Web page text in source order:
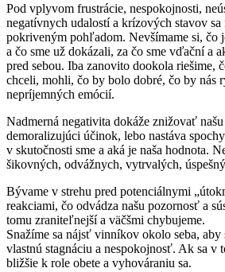
Pod vplyvom frustrácie, nespokojnosti,
negatívnych udalostí a krízových stavov sa
pokriveným pohľadom. Nevšímame si, čo
a čo sme už dokázali, za čo sme vďační a
pred sebou. Iba zanovito dookola riešime,
chceli, mohli, čo by bolo dobré, čo by nás
nepríjemných emócií.
Nadmerná negativita dokáže znižovať našu
demoralizujúci účinok, lebo nastáva
v skutočnosti sme a aká je naša hodnota.
šikovných, odvážnych, vytrvalých,
Bývame v strehu pred potenciálnymi
reakciami, čo odvádza našu pozornosť a
tomu zraniteľnejší a väčšmi chybujeme.
Snažíme sa nájsť vinníkov okolo seba,
vlastnú stagnáciu a nespokojnosť. Ak sa v
bližšie k role obete a vyhováraniu sa.